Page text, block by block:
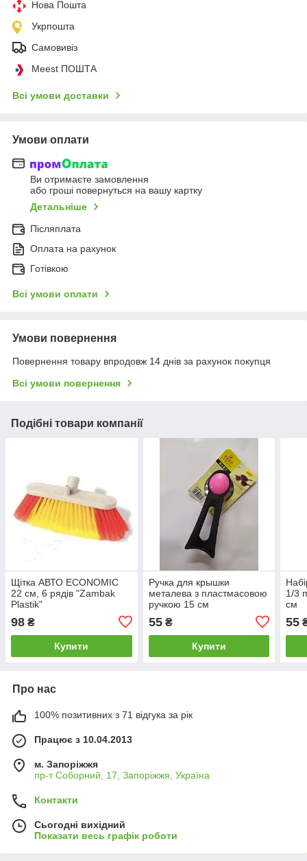
Нова Пошта
Укрпошта
Самовивіз
Meest ПОШТА
Всі умови доставки
Умови оплати
Ви отримаєте замовлення
або гроші повернуться на вашу картку
Детальніше
Післяплата
Оплата на рахунок
Готівкою
Всі умови оплати
Умови повернення
Повернення товару впродовж 14 днів за рахунок покупця
Всі умови повернення
Подібні товари компанії
Щітка АВТО ECONOMIC
22 см, 6 рядів "Zambak
Plastik"
98 ₴
Купити
Ручка для крышки
металева з пластмасовою
ручкою 15 см
55₴
Купити
1/3
см
55
Про нас
100% позитивних з 71 відгука за рік
Працює з 10.04.2013
м. Запоріжжя
пр-т Соборний, 17, Запоріжжя, Україна
Контакти
Сьогодні вихідний
Показати весь графік роботи